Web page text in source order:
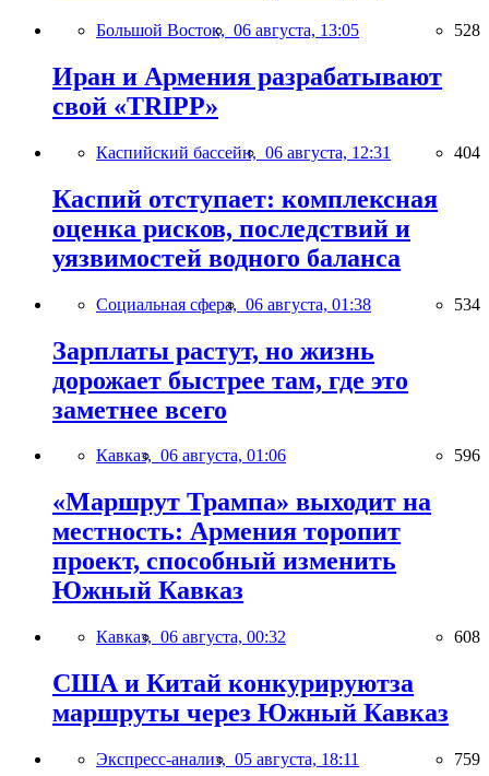
Большой Восток, 06 августа, 13:05 528
Иран и Армения разрабатывают
свой «TRIPP»
Каспийский бассейн, 06 августа, 12:31 404
Каспий отступает: комплексная
оценка рисков, последствий и
уязвимостей водного баланса
Социальная сфера, 06 августа, 01:38 534
Зарплаты растут, но жизнь
дорожает быстрее там, где это
заметнее всего
Кавказ, 06 августа, 01:06 596
«Маршрут Трампа» выходит на
местность: Армения торопит
проект, способный изменить
Южный Кавказ
Кавказ, 06 августа, 00:32 608
США и Китай конкурируютза
маршруты через Южный Кавказ
Экспресс-анализ, 05 августа, 18:11 759